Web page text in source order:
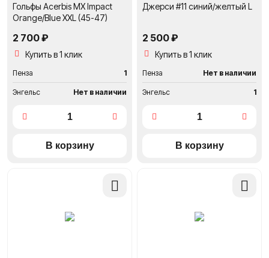
Гольфы Acerbis MX Impact
Orange/Blue XXL (45-47)
2 700 ₽
Купить в 1 клик
Пенза 1
Энгельс Нет в наличии
Джерси #11 синий/желтый L
2 500 ₽
Купить в 1 клик
Пенза Нет в наличии
Энгельс 1
Добавить